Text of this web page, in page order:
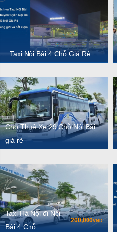
Taxi Nội Bài 4 Chỗ Giá Rẻ
Cho Thuê Xe 29 Chỗ Nội Bài
giá rẻ
Taxi Hà Nội đi Nội
Bài 4 Chỗ
200,000VND